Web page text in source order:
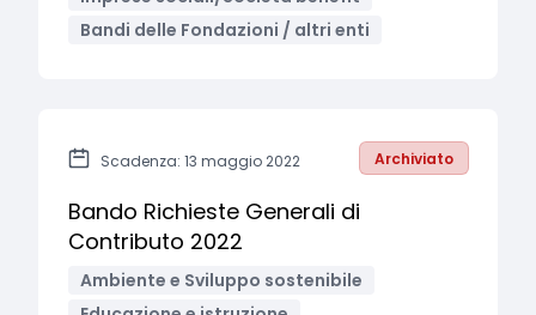
Bandi delle Fondazioni / altri enti
Scadenza: 13 maggio 2022 Archiviato
Bando Richieste Generali di
Contributo 2022
Ambiente e Sviluppo sostenibile